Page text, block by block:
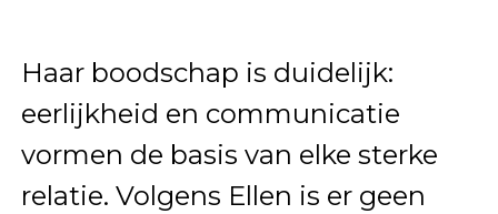
Haar boodschap is duidelijk:
eerlijkheid en communicatie
vormen de basis van elke sterke
relatie. Volgens Ellen is er geen